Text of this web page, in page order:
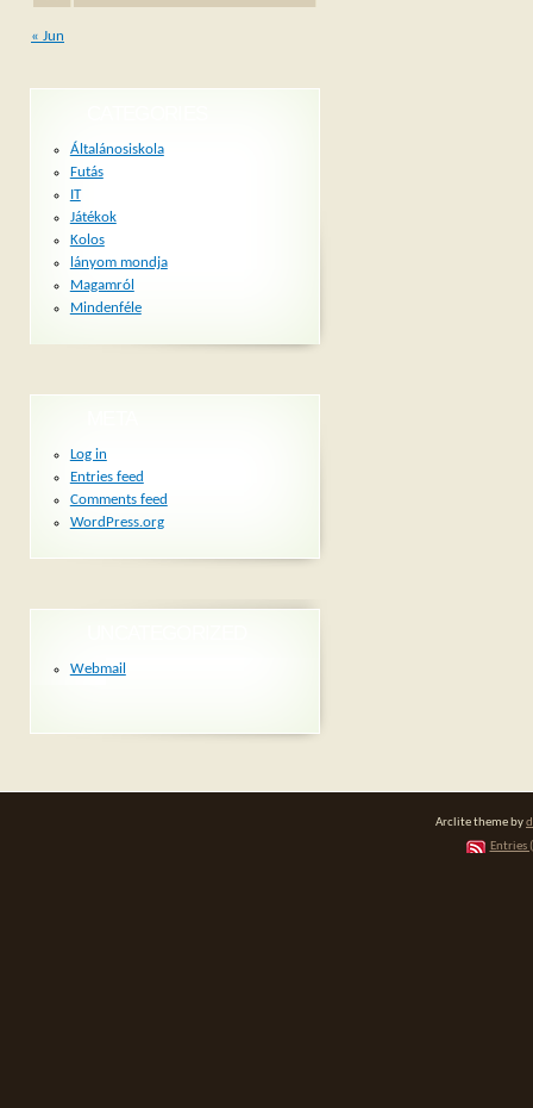
« Jun
Általánosiskola
Futás
IT
Játékok
Kolos
lányom mondja
Magamról
Mindenféle
Log in
Entries feed
Comments feed
WordPress.org
Webmail
Arclite theme by
Entries